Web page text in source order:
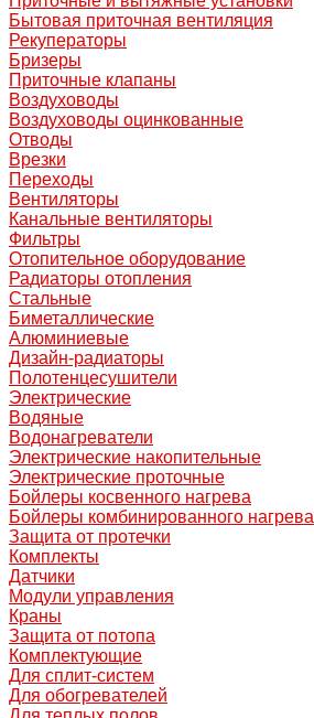
Бытовая приточная вентиляция
Рекуператоры
Бризеры
Приточные клапаны
Воздуховоды
Воздуховоды оцинкованные
Отводы
Врезки
Переходы
Вентиляторы
Канальные вентиляторы
Фильтры
Отопительное оборудование
Радиаторы отопления
Стальные
Биметаллические
Алюминиевые
Дизайн-радиаторы
Полотенцесушители
Электрические
Водяные
Водонагреватели
Электрические накопительные
Электрические проточные
Бойлеры косвенного нагрева
Бойлеры комбинированного нагрева
Защита от протечки
Комплекты
Датчики
Модули управления
Краны
Защита от потопа
Комплектующие
Для сплит-систем
Для обогревателей